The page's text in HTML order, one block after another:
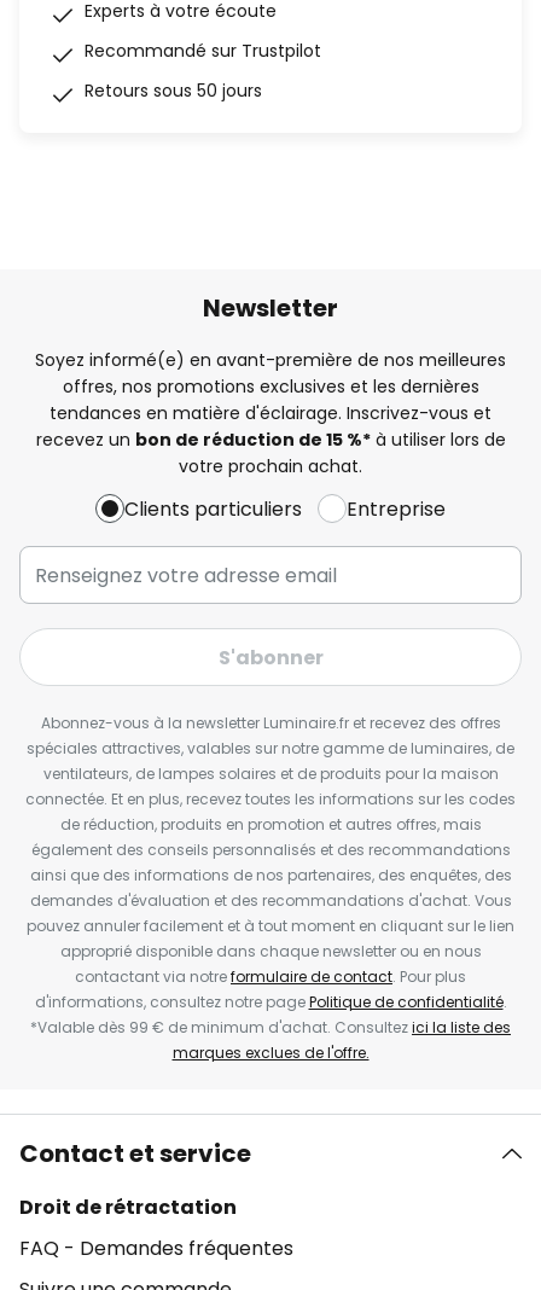
Experts à votre écoute
Recommandé sur Trustpilot
Retours sous 50 jours
Newsletter
Soyez informé(e) en avant-première de nos meilleures
offres, nos promotions exclusives et les dernières
tendances en matière d'éclairage. Inscrivez-vous et
recevez un bon de réduction de 15 %*à utiliser lors de
votre prochain achat.
Clients particuliers Entreprise
S'abonner
Abonnez-vous à la newsletter Luminaire.fr et recevez des offres
spéciales attractives, valables sur notre gamme de luminaires, de
ventilateurs, de lampes solaires et de produits pour la maison
connectée. Et en plus, recevez toutes les informations sur les codes
de réduction, produits en promotion et autres offres, mais
également des conseils personnalisés et des recommandations
ainsi que des informations de nos partenaires, des enquêtes, des
demandes d'évaluation et des recommandations d'achat. Vous
pouvez annuler facilement et à tout moment en cliquant sur le lien
approprié disponible dans chaque newsletter ou en nous
contactant via notreformulaire de contact. Pour plus
d'informations, consultez notre pagePolitique de confidentialité.
*Valable dès 99 € de minimum d'achat. Consultezici la liste des
marques exclues de l'offre.
Contact et service
Droit de rétractation
FAQ - Demandes fréquentes